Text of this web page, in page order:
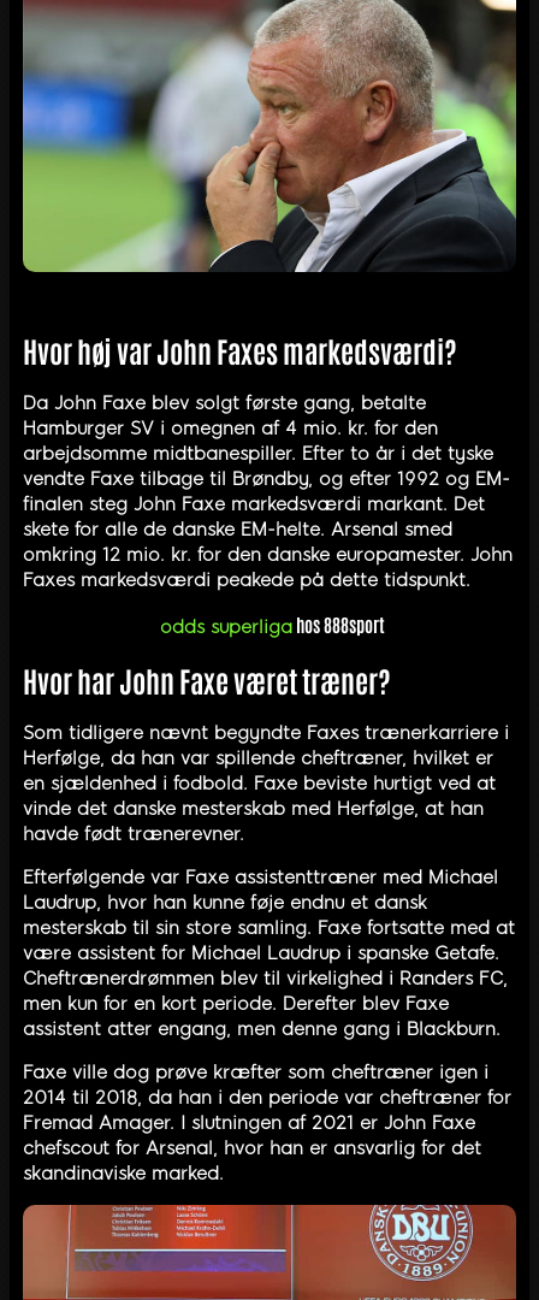
Hvor høj var John Faxes markedsværdi?
Da John Faxe blev solgt første gang, betalte
Hamburger SV i omegnen af 4 mio. kr. for den
arbejdsomme midtbanespiller. Efter to år i det tyske
vendte Faxe tilbage til Brøndby, og efter 1992 og EM-
finalen steg John Faxe markedsværdi markant. Det
skete for alle de danske EM-helte. Arsenal smed
omkring 12 mio. kr. for den danske europamester. John
Faxes markedsværdi peakede på dette tidspunkt.
odds superliga hos 888sport
Hvor har John Faxe været træner?
Som tidligere nævnt begyndte Faxes trænerkarriere i
Herfølge, da han var spillende cheftræner, hvilket er
en sjældenhed i fodbold. Faxe beviste hurtigt ved at
vinde det danske mesterskab med Herfølge, at han
havde født trænerevner.
Efterfølgende var Faxe assistenttræner med Michael
Laudrup, hvor han kunne føje endnu et dansk
mesterskab til sin store samling. Faxe fortsatte med at
være assistent for Michael Laudrup i spanske Getafe.
Cheftrænerdrømmen blev til virkelighed i Randers FC,
men kun for en kort periode. Derefter blev Faxe
assistent atter engang, men denne gang i Blackburn.
Faxe ville dog prøve kræfter som cheftræner igen i
2014 til 2018, da han i den periode var cheftræner for
Fremad Amager. I slutningen af 2021 er John Faxe
chefscout for Arsenal, hvor han er ansvarlig for det
skandinaviske marked.